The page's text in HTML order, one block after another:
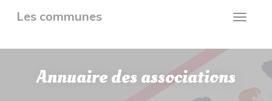
Toggle
Les communes
Annuaire des associations